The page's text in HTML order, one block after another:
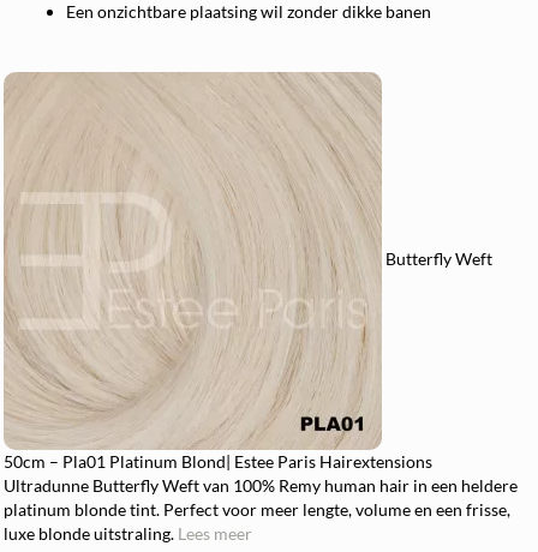
Een onzichtbare plaatsing wil zonder dikke banen
Butterfly Weft
50cm – Pla01 Platinum Blond| Estee Paris Hairextensions
Ultradunne Butterfly Weft van 100% Remy human hair in een heldere
platinum blonde tint. Perfect voor meer lengte, volume en een frisse,
luxe blonde uitstraling. Lees meer